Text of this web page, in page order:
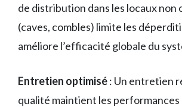
de distribution dans les locaux non
(caves, combles) limite les
améliore l’efficacité globale du
Entretien optimisé: Un entretien
qualité maintient les performances